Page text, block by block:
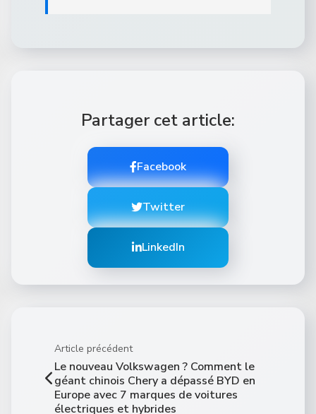
Partager cet article:
Facebook
Twitter
LinkedIn
Article précédent
Le nouveau Volkswagen ? Comment le
géant chinois Chery a dépassé BYD en
Europe avec 7 marques de voitures
électriques et hybrides